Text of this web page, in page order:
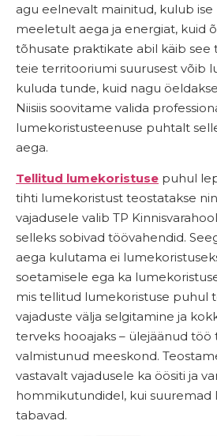
agu eelnevalt mainitud, kulub
meeletult aega ja energiat, kuid
tõhusate praktikate abil käib see
teie territooriumi suurusest võib
kuluda tunde, kuid nagu
Niisiis soovitame valida
lumekoristusteenuse puhtalt
aega.
Tellitud lumekoristuse puhul
tihti lumekoristust teostatakse
vajadusele valib TP
selleks sobivad töövahendid.
aega kulutama ei
soetamisele ega ka
mis tellitud lumekoristuse puhul
vajaduste välja selgitamine ja
terveks hooajaks – ülejäänud töö
valmistunud meeskond.
vastavalt vajadusele ka öösiti ja
hommikutundidel, kui
tabavad.